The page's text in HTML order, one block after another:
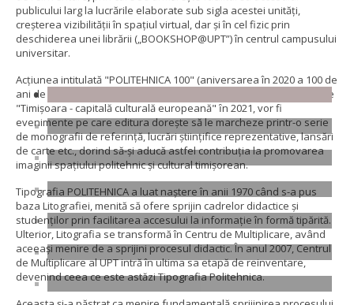
publicului larg la lucrările elaborate sub sigla acestei unități,
creșterea vizibilității în spațiul virtual, dar și în cel fizic prin
deschiderea unei librării („BOOKSHOP@UPT”) în centrul campusului
universitar.
Acțiunea intitulată "POLITEHNICA 100" (aniversarea în 2020 a 100 de
ani de înființarea Politehnicii timişorene), precum şi cadrul oferit de
"Timişoara - capitală culturală europeană" ȋn 2021, vor fi
evenimente pe care editura doreşte să le marcheze printr-o serie
de monografii de referinţă, lucrări ştiinţifice reprezentative, lansări
de carte etc., dorind să-şi aducă astfel contribuţia la promovarea
imaginii spațiului politehnic și cultural timișorean.
Tipografia POLITEHNICA a luat naștere în anii 1970 când s-a pus
baza Litografiei, menită să ofere sprijin cadrelor didactice și
studenților prin facilitarea accesului la informație în formă tipărită.
Ulterior, Litografia se transformă în Centru de Multiplicare, având
aceeași menire de a sprijini procesul didactic. În anul 2007, Centrul
de Multiplicare al UPT intră în ultima sa etapă de reinventare,
devenind ceea ce este astăzi Tipografia Politehnica.